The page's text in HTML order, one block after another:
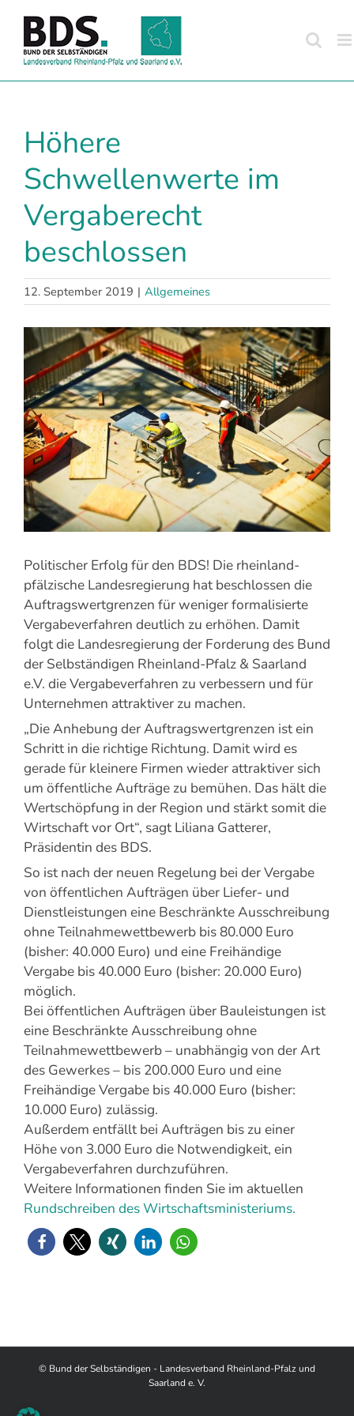
Inhalt
springen
Höhere
Schwellenwerte im
Vergaberecht
beschlossen
12. September 2019 | Allgemeines
Zeige
grösseres
Bild
Politischer Erfolg für den BDS! Die rheinland-
pfälzische Landesregierung hat beschlossen die
Auftragswertgrenzen für weniger formalisierte
Vergabeverfahren deutlich zu erhöhen. Damit
folgt die Landesregierung der Forderung des Bund
der Selbständigen Rheinland-Pfalz & Saarland
e.V. die Vergabeverfahren zu verbessern und für
Unternehmen attraktiver zu machen.
„Die Anhebung der Auftragswertgrenzen ist ein
Schritt in die richtige Richtung. Damit wird es
gerade für kleinere Firmen wieder attraktiver sich
um öffentliche Aufträge zu bemühen. Das hält die
Wertschöpfung in der Region und stärkt somit die
Wirtschaft vor Ort“, sagt Liliana Gatterer,
Präsidentin des BDS.
So ist nach der neuen Regelung bei der Vergabe
von öffentlichen Aufträgen über Liefer- und
Dienstleistungen eine Beschränkte Ausschreibung
ohne Teilnahmewettbewerb bis 80.000 Euro
(bisher: 40.000 Euro) und eine Freihändige
Vergabe bis 40.000 Euro (bisher: 20.000 Euro)
möglich.
Bei öffentlichen Aufträgen über Bauleistungen ist
eine Beschränkte Ausschreibung ohne
Teilnahmewettbewerb – unabhängig von der Art
des Gewerkes – bis 200.000 Euro und eine
Freihändige Vergabe bis 40.000 Euro (bisher:
10.000 Euro) zulässig.
Außerdem entfällt bei Aufträgen bis zu einer
Höhe von 3.000 Euro die Notwendigkeit, ein
Vergabeverfahren durchzuführen.
Weitere Informationen finden Sie im aktuellen
Rundschreiben des Wirtschaftsministeriums.
© Bund der Selbständigen - Landesverband Rheinland-Pfalz und
Saarland e. V.